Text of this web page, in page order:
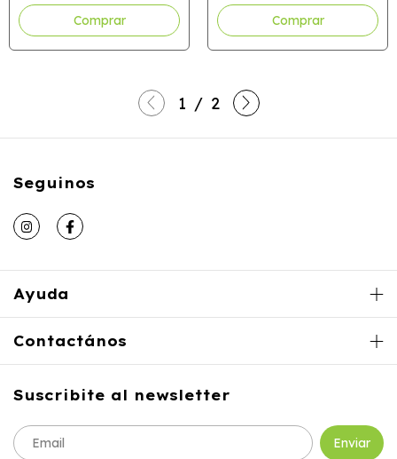
1 / 2
Seguinos
Ayuda
Contactános
Suscribite al newsletter